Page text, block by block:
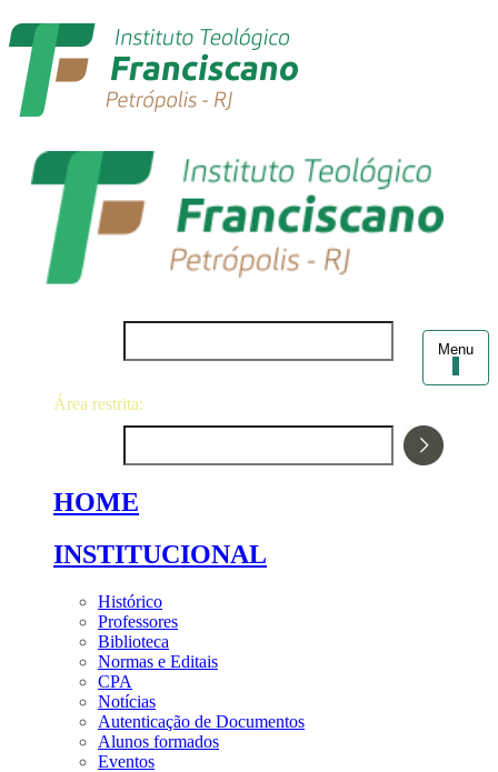
Menu
Área restrita:
HOME
INSTITUCIONAL
Histórico
Professores
Biblioteca
Normas e Editais
CPA
Notícias
Autenticação de Documentos
Alunos formados
Eventos